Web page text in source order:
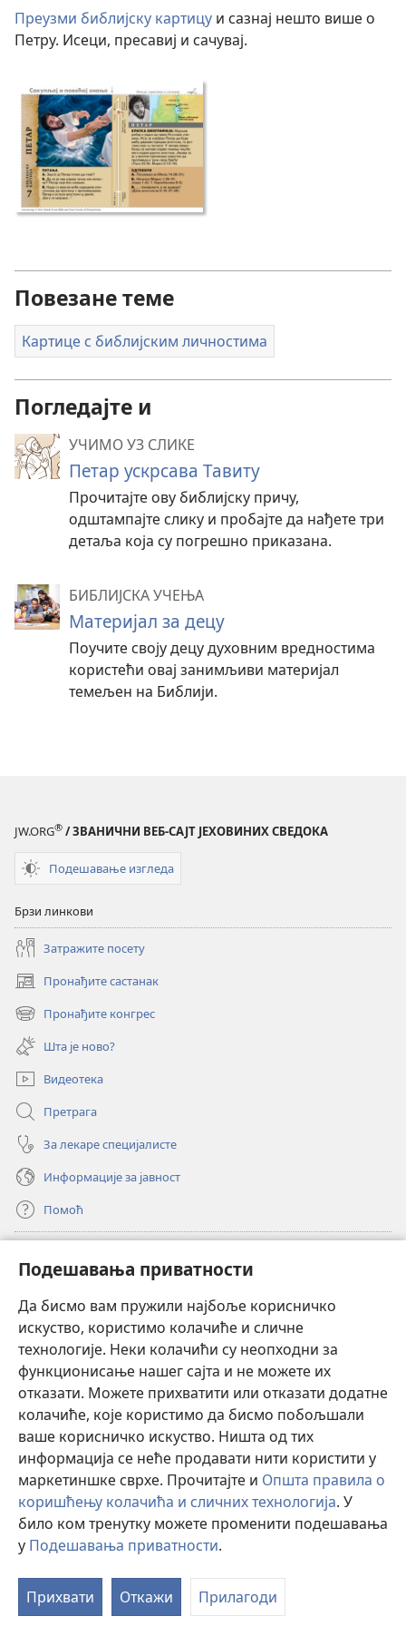
Подешавања приватности
Да бисмо вам пружили најбоље корисничко
искуство, користимо колачиће и сличне
технологије. Неки колачићи су неопходни за
функционисање нашег сајта и не можете их
отказати. Можете прихватити или отказати додатне
колачиће, које користимо да бисмо побољшали
ваше корисничко искуство. Ништа од тих
информација се неће продавати нити користити у
маркетиншке сврхе. Прочитајте и Општа правила о
коришћењу колачића и сличних технологија. У
било ком тренутку можете променити подешавања
у Подешавања приватности.
Прихвати Откажи Прилагоди
Преузми библијску картицу и сазнај нешто више о
Петру. Исеци, пресавиј и сачувај.
Повезане теме
Картице с библијским личностима
Погледајте и
УЧИМО УЗ СЛИКЕ
Петар ускрсава Тавиту
Прочитајте ову библијску причу,
одштампајте слику и пробајте да нађете три
детаља која су погрешно приказана.
БИБЛИЈСКА УЧЕЊА
Материјал за децу
Поучите своју децу духовним вредностима
користећи овај занимљиви материјал
темељен на Библији.
JW.ORG® / ЗВАНИЧНИ ВЕБ-САЈТ ЈЕХОВИНИХ СВЕДОКА
Подешавање изгледа
Брзи линкови
Затражите посету
Пронађите састанак
(отвара
нови
прозор)
Пронађите конгрес
(отвара
нови
прозор)
Шта је ново?
Видеотека
Претрага
За лекаре специјалисте
Информације за јавност
Помоћ
(отвара
нови
прозор)ОНЛАЈН БИБЛИОТЕКА Watchtower
(отвара
нови
прозор)JW Hub®
(отвара
нови
прозор)JW Library
Watchtower Library ®
Copyright© 2026 Watch Tower Bible and Tract Society of Pennsylvania.
ПРАВИЛА КОРИШЋЕЊА|ПРИВАТНОСТ
ПРИВАТНОСТИ